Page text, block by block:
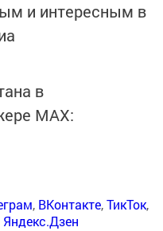
и интересным в
в
MАХ:
, ВКонтакте,ТикТок,
Яндекс.Дзен